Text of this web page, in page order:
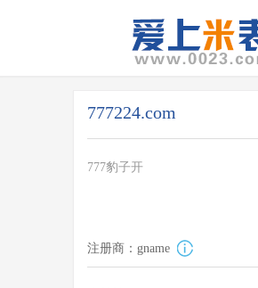
777224.com
777豹子开
注册商：gname